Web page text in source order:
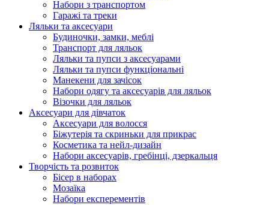
Набори з транспортом
Гаражі та треки
Ляльки та аксесуари
Будиночки, замки, меблі
Транспорт для ляльок
Ляльки та пупси з аксесуарами
Ляльки та пупси функціональні
Манекени для зачісок
Набори одягу та аксесуарів для ляльок
Візочки для ляльок
Аксесуари для дівчаток
Аксесуари для волосся
Біжутерія та скриньки для прикрас
Косметика та нейл-дизайн
Набори аксесуарів, гребінці, дзеркальця
Творчість та розвиток
Бісер в наборах
Мозаїка
Набори експерементів